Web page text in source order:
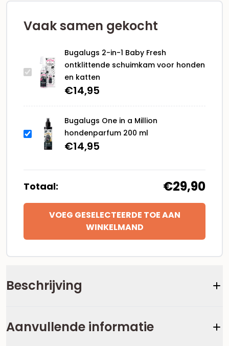
Beschrijving
Aanvullende informatie
aantalVaak samen gekocht
Bugalugs 2-in-1 Baby Fresh
ontklittende schuimkam voor honden
en katten
€14,95
Bugalugs One in a Million
hondenparfum 200 ml
€14,95
Totaal: €29,90
VOEG GESELECTEERDE TOE AAN
WINKELMAND